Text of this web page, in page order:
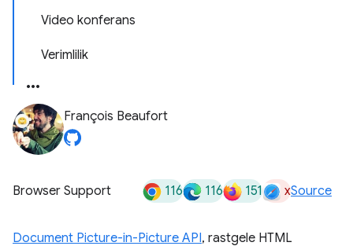
Video konferans
Verimlilik
François Beaufort
Browser Support 116 116 151 xSource
Document Picture-in-Picture API, rastgele HTML